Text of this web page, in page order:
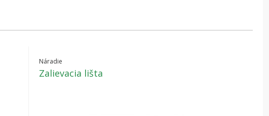
Náradie
Zalievacia lišta